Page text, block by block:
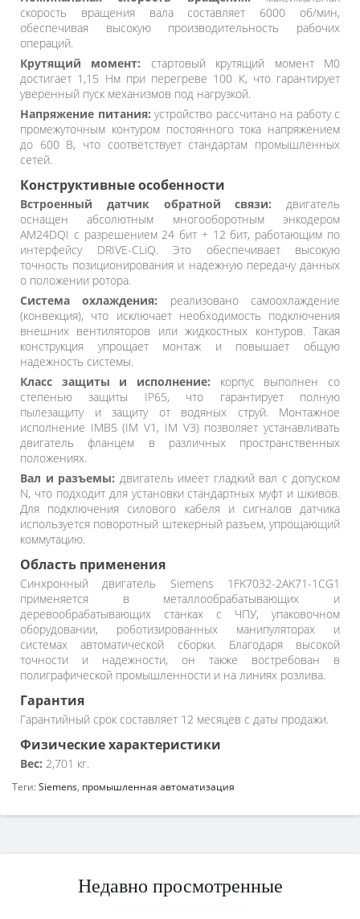
скорость вращения вала составляет 6000 об/мин,
обеспечивая высокую производительность рабочих
операций.
Крутящий момент: стартовый крутящий момент M0
достигает 1,15 Нм при перегреве 100 К, что гарантирует
уверенный пуск механизмов под нагрузкой.
Напряжение питания: устройство рассчитано на работу с
промежуточным контуром постоянного тока напряжением
до 600 В, что соответствует стандартам промышленных
сетей.
Конструктивные особенности
Встроенный датчик обратной связи: двигатель
оснащен абсолютным многооборотным энкодером
AM24DQI с разрешением 24 бит + 12 бит, работающим по
интерфейсу DRIVE-CLiQ. Это обеспечивает высокую
точность позиционирования и надежную передачу данных
о положении ротора.
Система охлаждения: реализовано самоохлаждение
(конвекция), что исключает необходимость подключения
внешних вентиляторов или жидкостных контуров. Такая
конструкция упрощает монтаж и повышает общую
надежность системы.
Класс защиты и исполнение: корпус выполнен со
степенью защиты IP65, что гарантирует полную
пылезащиту и защиту от водяных струй. Монтажное
исполнение IMB5 (IM V1, IM V3) позволяет устанавливать
двигатель фланцем в различных пространственных
положениях.
Вал и разъемы: двигатель имеет гладкий вал с допуском
N, что подходит для установки стандартных муфт и шкивов.
Для подключения силового кабеля и сигналов датчика
используется поворотный штекерный разъем, упрощающий
коммутацию.
Область применения
Синхронный двигатель Siemens 1FK7032-2AK71-1CG1
применяется в металлообрабатывающих и
деревообрабатывающих станках с ЧПУ, упаковочном
оборудовании, роботизированных манипуляторах и
системах автоматической сборки. Благодаря высокой
точности и надежности, он также востребован в
полиграфической промышленности и на линиях розлива.
Гарантия
Гарантийный срок составляет 12 месяцев с даты продажи.
Физические характеристики
Вес: 2,701 кг.
Теги:Siemens, промышленная автоматизация
Недавно просмотренные